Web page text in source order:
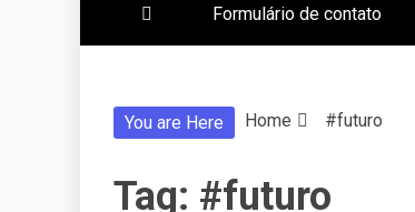
Formulário de contato
You are Here Home #futuro
Tag: #futuro